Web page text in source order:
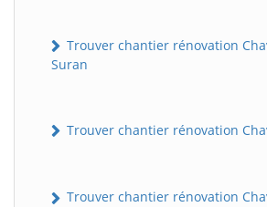
Trouver chantier rénovation
Suran
Trouver chantier rénovation
Trouver chantier rénovation